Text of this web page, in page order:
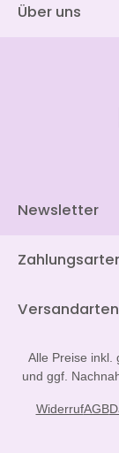
Über uns
Newsletter
Versandarten
Alle Preise inkl.
und ggf.
WiderrufAGB